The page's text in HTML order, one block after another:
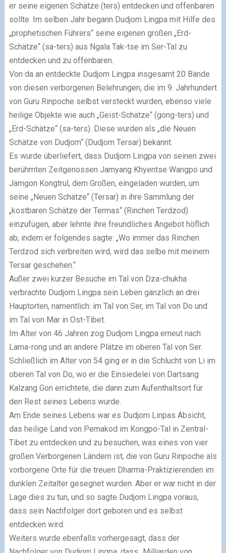
er seine eigenen Schätze (ters) entdecken und offenbaren
sollte. Im selben Jahr begann Dudjom Lingpa mit Hilfe des
„prophetischen Führers“ seine eigenen großen „Erd-
Schätze“ (sa-ters) aus Ngala Tak-tse im Ser-Tal zu
entdecken und zu offenbaren.
Von da an entdeckte Dudjom Lingpa insgesamt 20 Bände
von diesen verborgenen Belehrungen, die im 9. Jahrhundert
von Guru Rinpoche selbst versteckt wurden, ebenso viele
heilige Objekte wie auch „Geist-Schätze“ (gong-ters) und
„Erd-Schätze“ (sa-ters). Diese wurden als „die Neuen
Schätze von Dudjom“ (Dudjom Tersar) bekannt.
Es wurde überliefert, dass Dudjom Lingpa von seinen zwei
berühmten Zeitgenossen Jamyang Khyentse Wangpo und
Jamgon Kongtrul, dem Großen, eingeladen wurden, um
seine „Neuen Schätze“ (Tersar) in ihre Sammlung der
„kostbaren Schätze der Termas“ (Rinchen Terdzod)
einzufügen, aber lehnte ihre freundliches Angebot höflich
ab, indem er folgendes sagte: „Wo immer das Rinchen
Terdzod sich verbreiten wird, wird das selbe mit meinem
Tersar geschehen.“
Außer zwei kurzer Besuche im Tal von Dza-chukha
verbrachte Dudjom Lingpa sein Leben gänzlich an drei
Hauptorten, namentlich: im Tal von Ser, im Tal von Do und
im Tal von Mar in Ost-Tibet.
Im Alter von 46 Jahren zog Dudjom Lingpa erneut nach
Lama-rong und an andere Plätze im oberen Tal von Ser.
Schließlich im Alter von 54 ging er in die Schlucht von Li im
oberen Tal von Do, wo er die Einsiedelei von Dartsang
Kalzang Gon errichtete, die dann zum Aufenthaltsort für
den Rest seines Lebens wurde.
Am Ende seines Lebens war es Dudjom Linpas Absicht,
das heilige Land von Pemakod im Kongpo-Tal in Zentral-
Tibet zu entdecken und zu besuchen, was eines von vier
großen Verborgenen Ländern ist, die von Guru Rinpoche als
vorborgene Orte für die treuen Dharma-Praktizierenden im
dunklen Zeitalter gesegnet wurden. Aber er war nicht in der
Lage dies zu tun, und so sagte Dudjom Lingpa voraus,
dass sein Nachfolger dort geboren und es selbst
entdecken wird.
Weiters wurde ebenfalls vorhergesagt, dass der